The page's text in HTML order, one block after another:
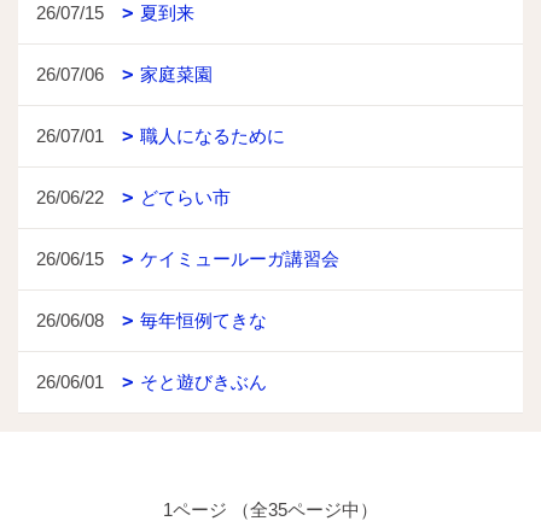
26/07/15 夏到来
26/07/06 家庭菜園
26/07/01 職人になるために
26/06/22 どてらい市
26/06/15 ケイミュールーガ講習会
26/06/08 毎年恒例てきな
26/06/01 そと遊びきぶん
1ページ （全35ページ中）